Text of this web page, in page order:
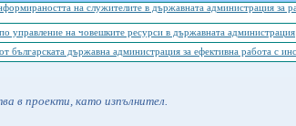
на служителите в държавната администрация за
управление на човешките ресурси в държавната администрация
българската държавна администрация за ефективна работа с
в проекти, като изпълнител.